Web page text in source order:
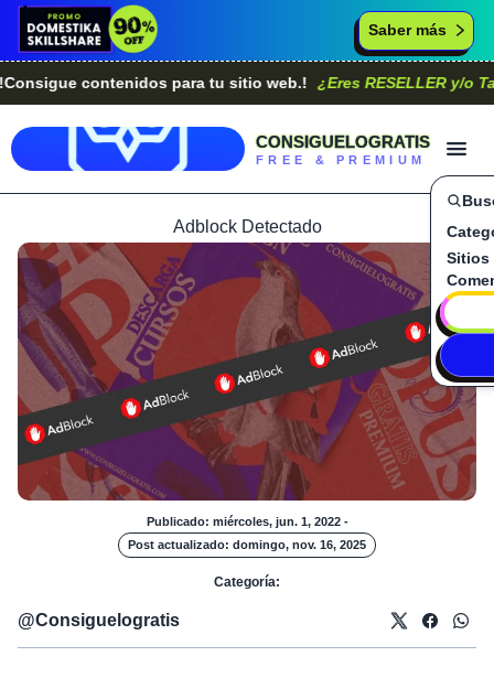
Saber más
contenidos para tu sitio web.! ¿Eres RESELLER y/o
CONSIGUELOGRATIS
FREE & PREMIUM
Sitios
Adblock Detectado
Publicado: miércoles, jun. 1, 2022 -
Post actualizado: domingo, nov. 16, 2025
Categoría:
@Consiguelogratis